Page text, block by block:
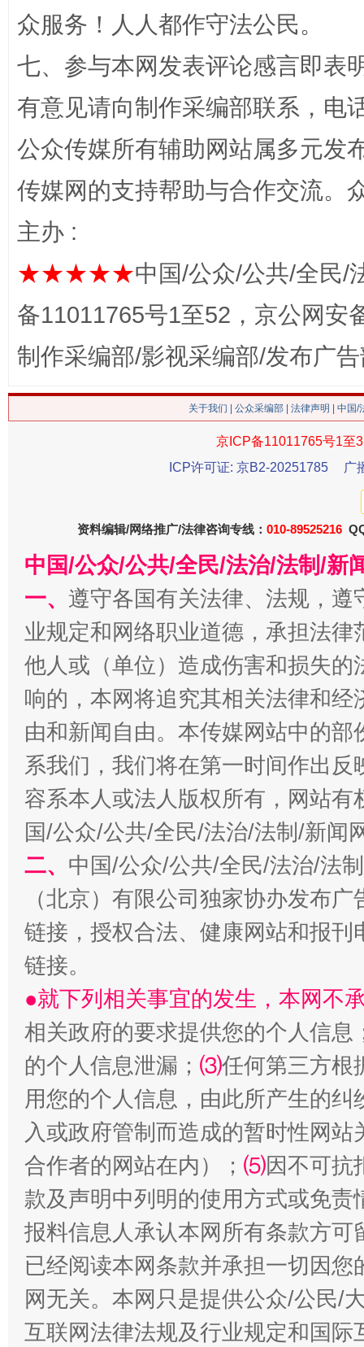
这是一记警钟！ 谢
在谋一域中谋全局
今
习近平的博鳌关键词
揭批美国五大"原罪" "炒
众服务！人人都作守法公民。
七、参与本网发表评论感言即表
有意见请向制作采编部联系，电
公众传媒所有辅助网站属多元发
传媒网的支持帮助与合作交流。
主办 :
★★★★★中国/公众/公共/全民/
备11011765号1至52，京公网安
制作采编部/影视采编部/发布广
关于我们 公众采编部 法律声明 | 中国
京ICP备11011765号1至
ICP许可证: 京B2-20251785
广
资料编辑/网络推广/法律咨询专线： 010-89525216
中国/公众/公共/全民/法治/法制/新
一、 遵守各国有关法律、法规，
业规定和网络职业道德，承担法
他人或（单位）造成伤害和损失
响的，本网将追究其相关法律和
由和新闻自由。本传媒网站中的
系我们，我们将在第一时间作出
容系本人或法人版权所有，网站
国/公众/公共/全民/法治/法制/新闻
二、 中国/公众/公共/全民/法治/法
（北京）有限公司独家协办发布
链接，授权合法、健康网站和报
链接。
●就下列相关事宜的发生，本网不
相关政府的要求提供您的个人信息
的个人信息泄漏； ⑶任何第三方根
用您的个人信息，由此所产生的纠
入或政府管制而造成的暂时性网
合作者的网站在内）； ⑸因不可抗
款及声明中列明的使用方式或免责
报料信息人承认本网所有条款方
已经阅读本网条款并承担一切因
网无关。本网只是提供公众/公民/
互联网法律法规及行业规定和国